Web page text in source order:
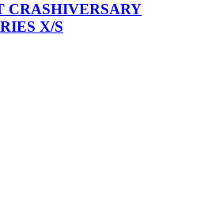
CRASHIVERSARY
X/S